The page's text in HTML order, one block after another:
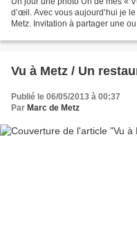
d’œil. Avec vous aujourd’hui je
Metz. Invitation à partager une
Vu à Metz / Un
Publié le 06/05/2013 à 00:37
Par Marc de Metz